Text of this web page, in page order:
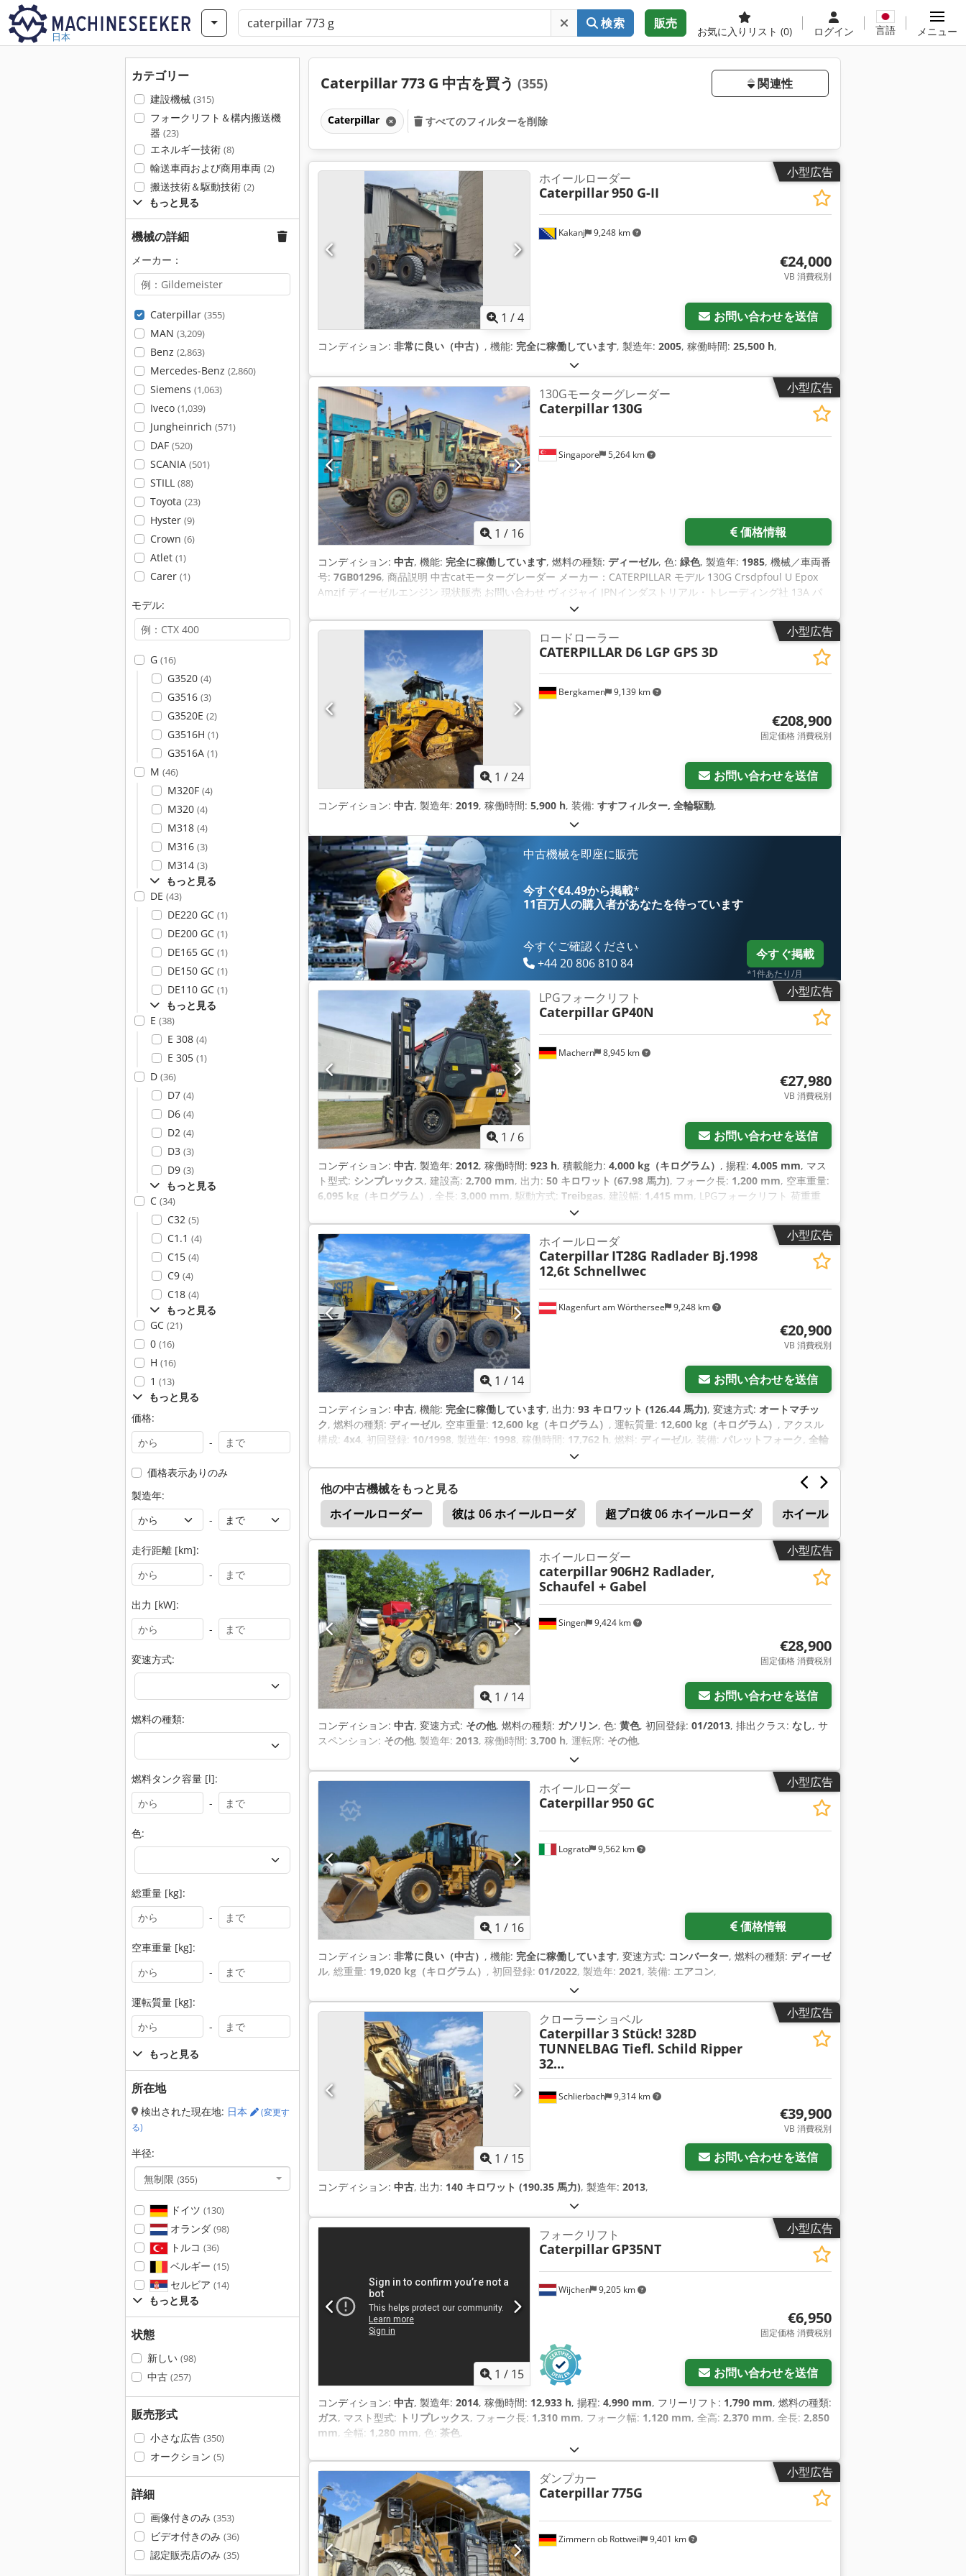
日本
検索 販売
お気に入りリスト (0) ログイン 言語 メニュー
カテゴリー
建設機械 (315)
フォークリフト＆構内搬送機
器 (23)
エネルギー技術 (8)
輸送車両および商用車両 (2)
搬送技術＆駆動技術 (2)
もっと見る
機械の詳細
メーカー：
Caterpillar (355)
MAN (3,209)
Benz (2,863)
Mercedes-Benz (2,860)
Siemens (1,063)
Iveco (1,039)
Jungheinrich (571)
DAF (520)
SCANIA (501)
STILL (88)
Toyota (23)
Hyster (9)
Crown (6)
Atlet (1)
Carer (1)
モデル:
G (16)
G3520 (4)
G3516 (3)
G3520E (2)
G3516H (1)
G3516A (1)
M (46)
M320F (4)
M320 (4)
M318 (4)
M316 (3)
M314 (3)
もっと見る
DE (43)
DE220 GC (1)
DE200 GC (1)
DE165 GC (1)
DE150 GC (1)
DE110 GC (1)
もっと見る
E (38)
E 308 (4)
E 305 (1)
D (36)
D7 (4)
D6 (4)
D2 (4)
D3 (3)
D9 (3)
もっと見る
C (34)
C32 (5)
C1.1 (4)
C15 (4)
C9 (4)
C18 (4)
もっと見る
GC (21)
0 (16)
H (16)
1 (13)
もっと見る
価格:
-
価格表示ありのみ
製造年:
-
走行距離 [km]:
-
出力 [kW]:
-
変速方式:
燃料の種類:
燃料タンク容量 [l]:
-
色:
総重量 [kg]:
-
空車重量 [kg]:
-
運転質量 [kg]:
-
もっと見る
所在地
検出された現在地: 日本
(変更す
る)
半径:
無制限 (355)
ドイツ (130)
オランダ (98)
トルコ (36)
ベルギー (15)
セルビア (14)
もっと見る
状態
新しい (98)
中古 (257)
販売形式
小さな広告 (350)
オークション (5)
詳細
画像付きのみ (353)
ビデオ付きのみ (36)
認定販売店のみ (35)
Caterpillar 773 G 中古を買う (355) 関連性
Caterpillar すべてのフィルターを削除
小型広告
1 /4
Kakanj 9,248 km
ホイールローダー
Caterpillar950 G-II
€24,000
VB 消費税別
お問い合わせを送信
コンディション: 非常に良い（中古） , 機能: 完全に稼働しています, 製造年: 2005, 稼働時間: 25,500 h,
小型広告
1 / 16
Singapore 5,264 km
130Gモーターグレーダー
Caterpillar 130G
価格情報
コンディション: 中古, 機能: 完全に稼働しています, 燃料の種類: ディーゼル, 色: 緑色, 製造年: 1985, 機械／車両番
号: 7GB01296, 商品説明 中古catモーターグレーダー メーカー：CATERPILLAR モデル 130G Crsdpfoul U Epox
Amzjf ディーゼルエンジン 現状販売 お問い合わせ ヴィジャイ JPNインダストリアル・トレーディング社 13A パ
小型広告
1 /24
Bergkamen 9,139 km
ロードローラー
CATERPILLAR D6 LGP GPS 3D
€208,900
固定価格 消費税別
お問い合わせを送信
コンディション: 中古, 製造年: 2019, 稼働時間: 5,900 h, 装備: すすフィルター, 全輪駆動,
中古機械を即座に販売
今すぐ€4.49から掲載*
11百万人の購入者があなたを待っています
今すぐご確認ください
+44 20 806 810 84
今すぐ掲載
*1件あたり/月
小型広告
1 / 6
Machern 8,945 km
LPGフォークリフト
Caterpillar GP40N
€27,980
VB 消費税別
お問い合わせを送信
コンディション: 中古, 製造年: 2012, 稼働時間: 923 h, 積載能力: 4,000 kg（キログラム） , 揚程: 4,005 mm, マス
ト型式: シンプレックス, 建設高: 2,700 mm, 出力: 50 キロワット (67.98 馬力), フォーク長: 1,200 mm, 空車重量:
6,095 kg（キログラム） , 全長: 3,000 mm, 駆動方式: Treibgas, 建設幅: 1,415 mm, LPGフォークリフト 荷重重
心：500 Codpfel Hbmpex Amzjrf フォーク幅：125 mm フォーク厚：50 mm マストタイプ: 標準 技術状態: 非常
に良い フロントタイヤタイプ: エア フロントタイヤの状態： 60 - 80 リアタイヤ タイプ： 空気 リアタイヤの状
態： 60 - 80 説明: 状態の良い中古車。メンテナンスとUVV検査更新済み。 保証期間3ヶ月。 サイドシフト、フォ
ークポジショナー、 第3バルブ、第4バルブ、後部作業灯、前部作業灯、暖房、フルキャブ、
小型広告
1 / 14
Klagenfurt am Wörthersee 9,248 km
ホイールローダ
Caterpillar IT28G Radlader Bj.1998
12,6t Schnellwec
€20,900
VB 消費税別
お問い合わせを送信
コンディション: 中古, 機能: 完全に稼働しています, 出力: 93 キロワット (126.44 馬力), 変速方式: オートマチッ
ク, 燃料の種類: ディーゼル, 空車重量: 12,600 kg（キログラム） , 運転質量: 12,600 kg（キログラム） , アクスル
構成: 4x4, 初回登録: 10/1998, 製造年: 1998, 稼働時間: 17,762 h, 燃料: ディーゼル, 装備: パレットフォーク, 全輪
他の中古機械をもっと見る
ホイールローダー
彼は 06 ホイールローダ 超プロ彼 06 ホイールローダ ホイール ・ ローダ
電気 Heli フォークリフト
小型広告
1 / 14
Singen 9,424 km
ホイールローダー
caterpillar906H2 Radlader,
Schaufel + Gabel
€28,900
固定価格 消費税別
お問い合わせを送信
コンディション: 中古, 変速方式: その他, 燃料の種類: ガソリン, 色: 黄色, 初回登録: 01/2013, 排出クラス: なし, サ
スペンション: その他, 製造年: 2013, 稼働時間: 3,700 h, 運転席: その他,
小型広告
1 / 16
Lograto 9,562 km
ホイールローダー
Caterpillar950 GC
価格情報
コンディション: 非常に良い（中古） , 機能: 完全に稼働しています, 変速方式: コンバーター, 燃料の種類: ディーゼ
ル, 総重量: 19,020 kg（キログラム） , 初回登録: 01/2022, 製造年: 2021, 装備: エアコン,
小型広告
1 / 15
Schlierbach 9,314 km
クローラーショベル
Caterpillar3 Stück! 328D
TUNNELBAG Tiefl. Schild Ripper
32...
€39,900
VB 消費税別
お問い合わせを送信
コンディション: 中古, 出力: 140 キロワット (190.35 馬力), 製造年: 2013,
小型広告
1 / 15
Wijchen 9,205 km
フォークリフト
Caterpillar GP35NT
€6,950
固定価格 消費税別
お問い合わせを送信
コンディション: 中古, 製造年: 2014, 稼働時間: 12,933 h, 揚程: 4,990 mm, フリーリフト: 1,790 mm, 燃料の種類:
ガス, マスト型式: トリプレックス, フォーク長: 1,310 mm, フォーク幅: 1,120 mm, 全高: 2,370 mm, 全長: 2,850
mm, 全幅: 1,280 mm, 色: 茶色,
小型広告
Zimmern ob Rottweil 9,401 km
ダンプカー
Caterpillar775G